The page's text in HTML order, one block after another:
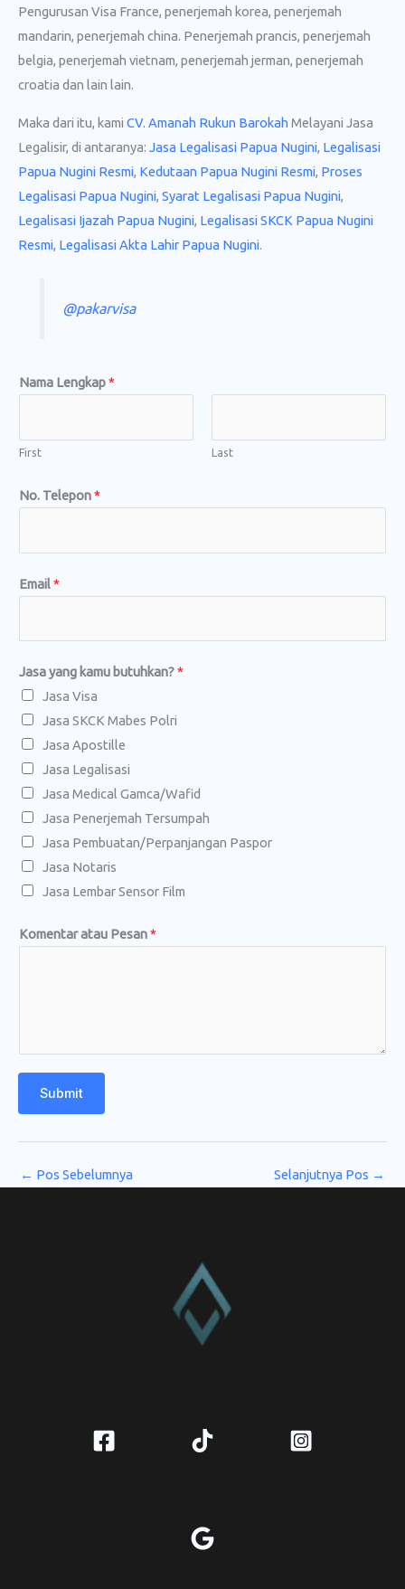
Pengurusan Visa France, penerjemah korea, penerjemah
mandarin, penerjemah china. Penerjemah prancis, penerjemah
belgia, penerjemah vietnam, penerjemah jerman, penerjemah
croatia dan lain lain.
Maka dari itu, kami CV. Amanah Rukun Barokah Melayani Jasa
Legalisir, di antaranya: Jasa Legalisasi Papua Nugini, Legalisasi
Papua Nugini Resmi, Kedutaan Papua Nugini Resmi, Proses
Legalisasi Papua Nugini, Syarat Legalisasi Papua Nugini,
Legalisasi Ijazah Papua Nugini, Legalisasi SKCK Papua Nugini
Resmi, Legalisasi Akta Lahir Papua Nugini.
@pakarvisa
Nama Lengkap*
First Last
No. Telepon*
a
a
t
a
u
a
t
a
u
Email*
Jasa yang kamu butuhkan?*
Jasa Visa
Jasa SKCK Mabes Polri
Jasa Apostille
Jasa Legalisasi
Jasa Medical Gamca/Wafid
Jasa Penerjemah Tersumpah
Jasa Pembuatan/Perpanjangan Paspor
Jasa Notaris
Jasa Lembar Sensor Film
Komentar atau Pesan*
Submit
← Pos Sebelumnya Selanjutnya Pos →